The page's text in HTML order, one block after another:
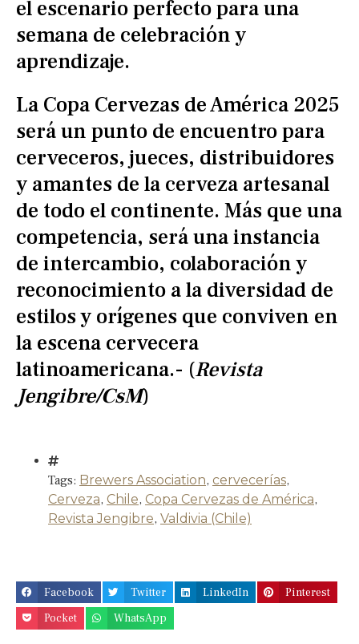
el escenario perfecto para una
semana de celebración y
aprendizaje.
La Copa Cervezas de América 2025
será un punto de encuentro para
cerveceros, jueces, distribuidores
y amantes de la cerveza artesanal
de todo el continente. Más que una
competencia, será una instancia
de intercambio, colaboración y
reconocimiento a la diversidad de
estilos y orígenes que conviven en
la escena cervecera
latinoamericana.- (Revista
Jengibre/CsM)
Tags: Brewers Association, cervecerías,
Cerveza, Chile, Copa Cervezas de América,
Revista Jengibre, Valdivia (Chile)
Facebook Twitter LinkedIn
Pinterest
Pocket
WhatsApp